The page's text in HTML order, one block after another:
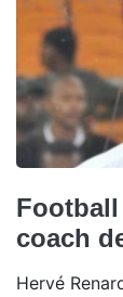
Football
coach
Hervé